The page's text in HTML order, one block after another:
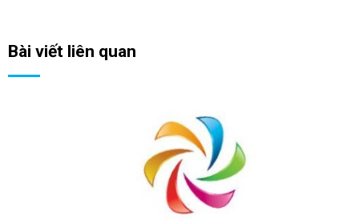
Bài viết liên quan